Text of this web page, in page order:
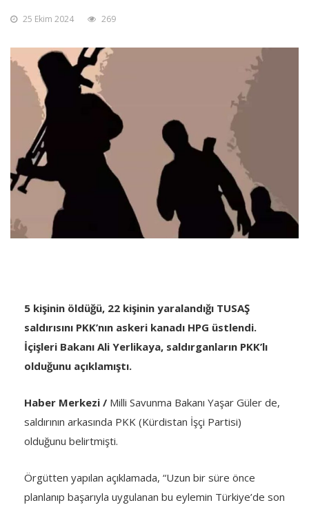
25 Ekim 2024 269
5 kişinin öldüğü, 22 kişinin yaralandığı TUSAŞ
saldırısını PKK’nın askeri kanadı HPG üstlendi.
İçişleri Bakanı Ali Yerlikaya, saldırganların PKK’lı
olduğunu açıklamıştı.
Haber Merkezi / Milli Savunma Bakanı Yaşar Güler de,
saldırının arkasında PKK (Kürdistan İşçi Partisi)
olduğunu belirtmişti.
Örgütten yapılan açıklamada, “Uzun bir süre önce
planlanıp başarıyla uygulanan bu eylemin Türkiye’de son